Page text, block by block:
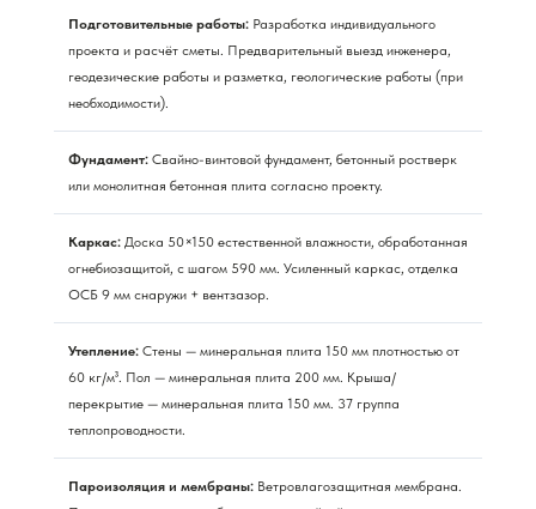
Подготовительные работы: Разработка индивидуального
проекта и расчёт сметы. Предварительный выезд инженера,
геодезические работы и разметка, геологические работы (при
необходимости).
Фундамент: Свайно-винтовой фундамент, бетонный ростверк
или монолитная бетонная плита согласно проекту.
Каркас: Доска 50×150 естественной влажности, обработанная
огнебиозащитой, с шагом 590 мм. Усиленный каркас, отделка
ОСБ 9 мм снаружи + вентзазор.
Утепление: Стены — минеральная плита 150 мм плотностью от
60 кг/м³. Пол — минеральная плита 200 мм. Крыша/
перекрытие — минеральная плита 150 мм. 37 группа
теплопроводности.
Пароизоляция и мембраны: Ветровлагозащитная мембрана.